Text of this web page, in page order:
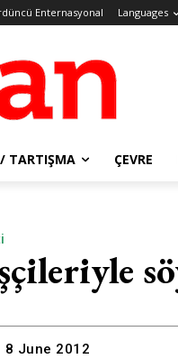
Enternasyonal Languages
TARTIŞMA ÇEVRE
8 June 2012